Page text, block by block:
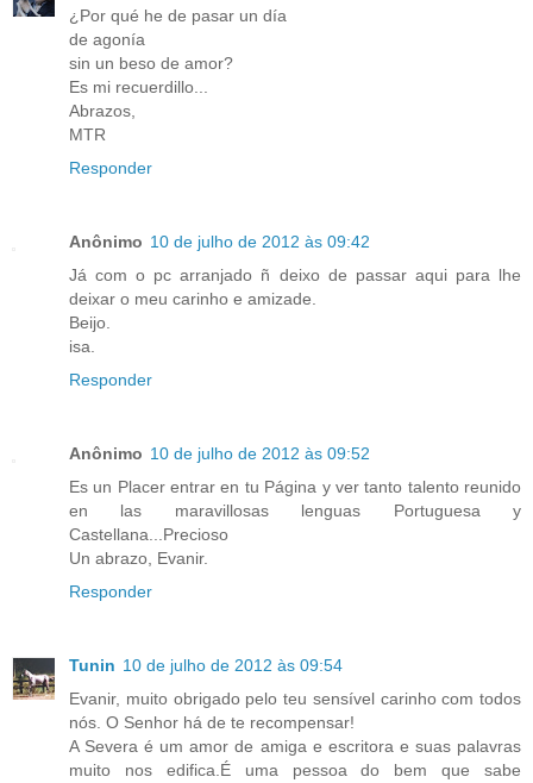
¿Por qué he de pasar un día
de agonía
sin un beso de amor?
Es mi recuerdillo...
Abrazos,
MTR
Responder
Anônimo 10 de julho de 2012 às 09:42
Já com o pc arranjado ñ deixo de passar aqui para lhe
deixar o meu carinho e amizade.
Beijo.
isa.
Responder
Anônimo 10 de julho de 2012 às 09:52
Es un Placer entrar en tu Página y ver tanto talento reunido
en las maravillosas lenguas Portuguesa y
Castellana...Precioso
Un abrazo, Evanir.
Responder
Tunin 10 de julho de 2012 às 09:54
Evanir, muito obrigado pelo teu sensível carinho com todos
nós. O Senhor há de te recompensar!
A Severa é um amor de amiga e escritora e suas palavras
muito nos edifica.É uma pessoa do bem que sabe